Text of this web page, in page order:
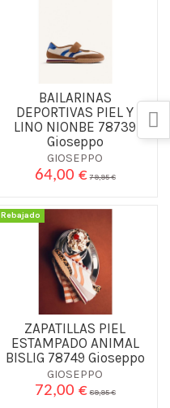
BAILARINAS
DEPORTIVAS PIEL Y
LINO NIONBE 78739
Gioseppo
GIOSEPPO
64,00 € 79,95 €
Rebajado
ZAPATILLAS PIEL
ESTAMPADO ANIMAL
BISLIG 78749 Gioseppo
GIOSEPPO
72,00 € 89,95 €